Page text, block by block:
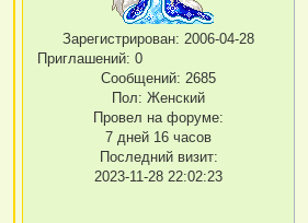
Зарегистрирован: 2006-04-28
Приглашений: 0
Сообщений: 2685
Пол: Женский
Провел на форуме:
7 дней 16 часов
Последний визит:
2023-11-28 22:02:23